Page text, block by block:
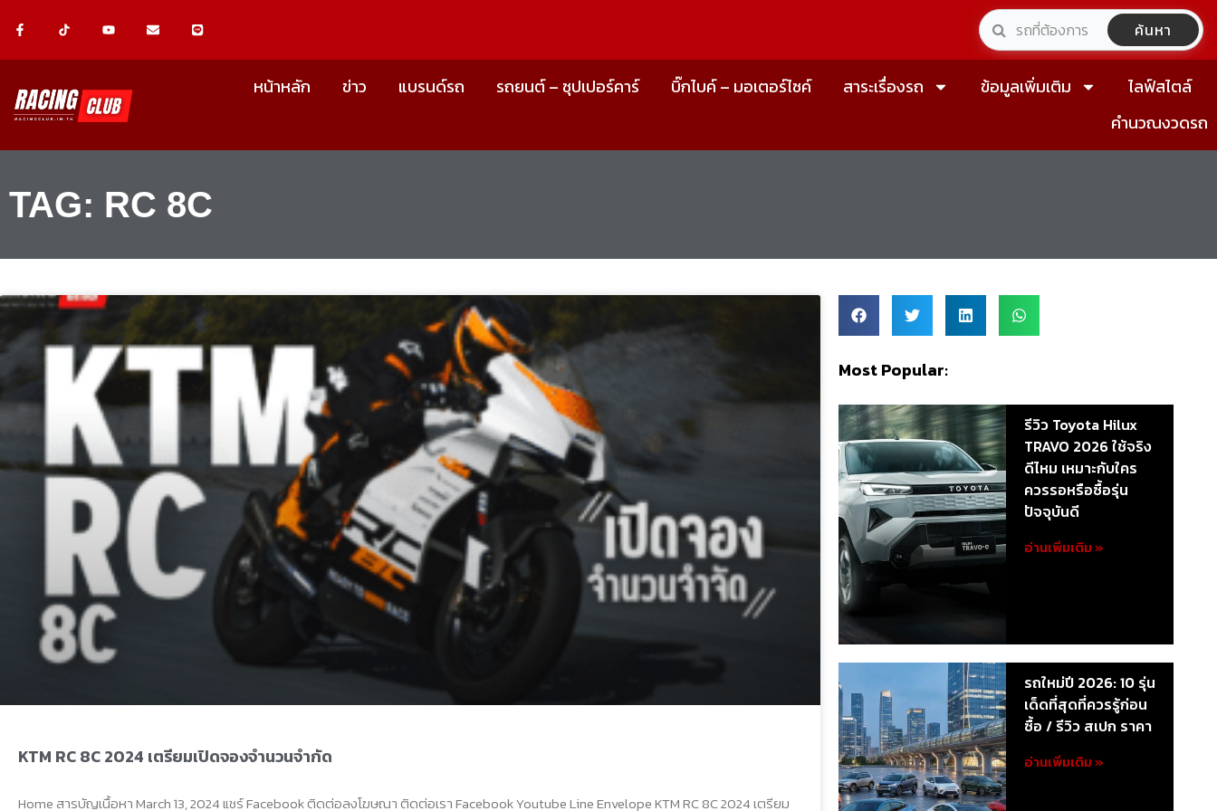
a
c
b
o
k
-
o
u
u
e
n
v
l
i
n ค้นหา
หน้าหลัก ข่าว แบรนด์รถ รถยนต์ – ซุปเปอร์คาร์ บิ๊กไบค์ – มอเตอร์ไซค์ สาระเรื่องรถ ข้อมูลเพิ่มเติม
ไลฟ์สไตล์
คำนวณงวดรถ
TAG: RC 8C
KTM RC 8C 2024 เตรียมเปิดจองจำนวนจำกัด
Home สารบัญเนื้อหา March 13, 2024 แชร์ Facebook ติดต่อลงโฆษณา ติดต่อเรา Facebook Youtube Line Envelope KTM RC 8C 2024 เตรียม
Most Popular:
รีวิว Toyota Hilux
TRAVO 2026 ใช้จริง
ดีไหม เหมาะกับใคร
ควรรอหรือซื้อรุ่น
ปัจจุบันดี
อ่านเพิ่มเติม »
รถใหม่ปี 2026: 10 รุ่น
เด็ดที่สุดที่ควรรู้ก่อน
ซื้อ / รีวิว สเปก ราคา
อ่านเพิ่มเติม »